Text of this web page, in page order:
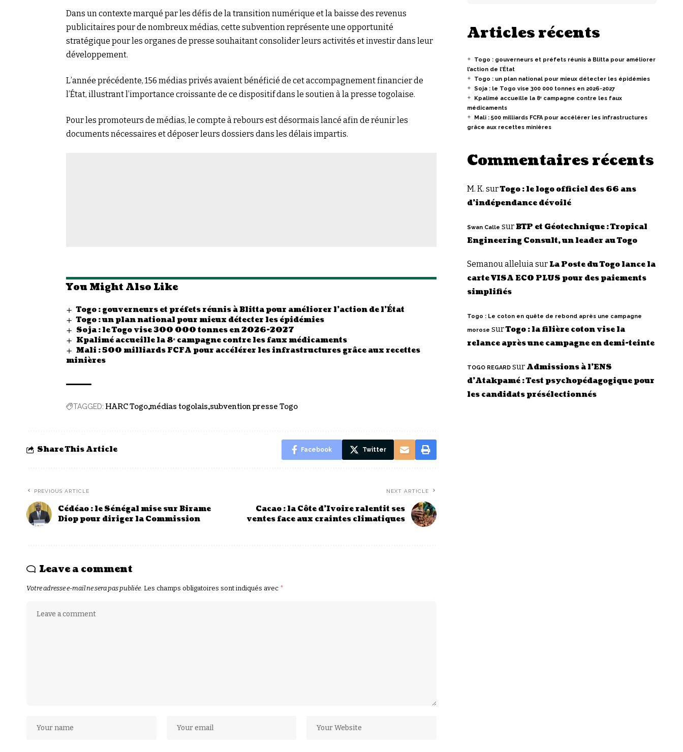
Dans un contexte marqué par les défis de la transition numérique et la baisse des revenus
publicitaires pour de nombreux médias, cette subvention représente une opportunité
stratégique pour les organes de presse souhaitant consolider leurs activités et investir dans leur
développement.
L’année précédente, 156 médias privés avaient bénéficié de cet accompagnement financier de
l’État, illustrant l’importance croissante de ce dispositif dans le soutien à la presse togolaise.
Pour les promoteurs de médias, le compte à rebours est désormais lancé afin de réunir les
documents nécessaires et déposer leurs dossiers dans les délais impartis.
You Might Also Like
Togo : gouverneurs et préfets réunis à Blitta pour améliorer l’action de l’État
Togo : un plan national pour mieux détecter les épidémies
Soja : le Togo vise 300 000 tonnes en 2026-2027
Kpalimé accueille la 8ᵉ campagne contre les faux médicaments
Mali : 500 milliards FCFA pour accélérer les infrastructures grâce aux recettes
minières
TAGGED: HARC Togo médias togolais subvention presse Togo
Share This Article Facebook Twitter
PREVIOUS ARTICLE
Cédéao : le Sénégal mise sur Birame
Diop pour diriger la Commission
NEXT ARTICLE
Cacao : la Côte d’Ivoire ralentit ses
ventes face aux craintes climatiques
Leave a comment
Votre adresse e-mail ne sera pas publiée. Les champs obligatoires sont indiqués avec *
Articles récents
Togo : gouverneurs et préfets réunis à Blitta pour améliorer
l’action de l’État
Togo : un plan national pour mieux détecter les épidémies
Soja : le Togo vise 300 000 tonnes en 2026-2027
Kpalimé accueille la 8ᵉ campagne contre les faux
médicaments
Mali : 500 milliards FCFA pour accélérer les infrastructures
grâce aux recettes minières
Commentaires récents
M. K. surTogo : le logo officiel des 66 ans
d’indépendance dévoilé
Swan Calle surBTP et Géotechnique : Tropical
Engineering Consult, un leader au Togo
Semanou alleluia sur La Poste du Togo lance la
carte VISA ECO PLUS pour des paiements
simplifiés
Togo : Le coton en quête de rebond après une campagne
morose surTogo : la filière coton vise la
relance après une campagne en demi-teinte
TOGO REGARDsur Admissions à l’ENS
d’Atakpamé : Test psychopédagogique pour
les candidats présélectionnés